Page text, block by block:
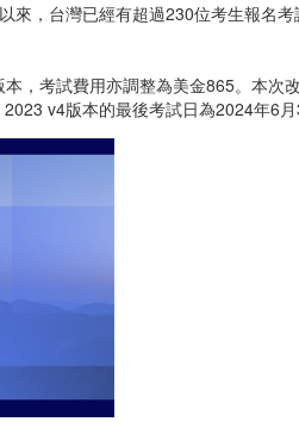
來，台灣已經有超過230位考生報名
，考試費用亦調整為美金865。本
v4版本的最後考試日為2024年6